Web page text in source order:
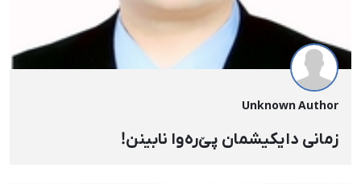
Unknown Author
زمانی دایکیشمان پێ‌رەوا نابینن!